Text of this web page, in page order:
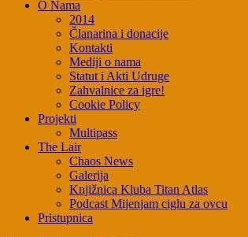
O Nama
2014
Članarina i donacije
Kontakti
Mediji o nama
Statut i Akti Udruge
Zahvalnice za igre!
Cookie Policy
Projekti
Multipass
The Lair
Chaos News
Galerija
Knjižnica Kluba Titan Atlas
Podcast Mijenjam ciglu za ovcu
Pristupnica